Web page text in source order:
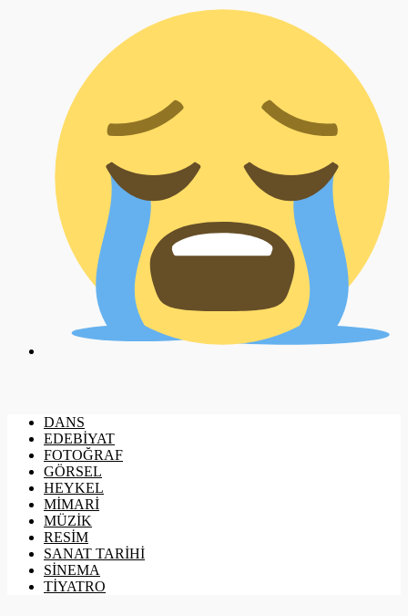
DANS
EDEBİYAT
FOTOĞRAF
GÖRSEL
HEYKEL
MİMARİ
MÜZİK
RESİM
SANAT TARİHİ
SİNEMA
TİYATRO